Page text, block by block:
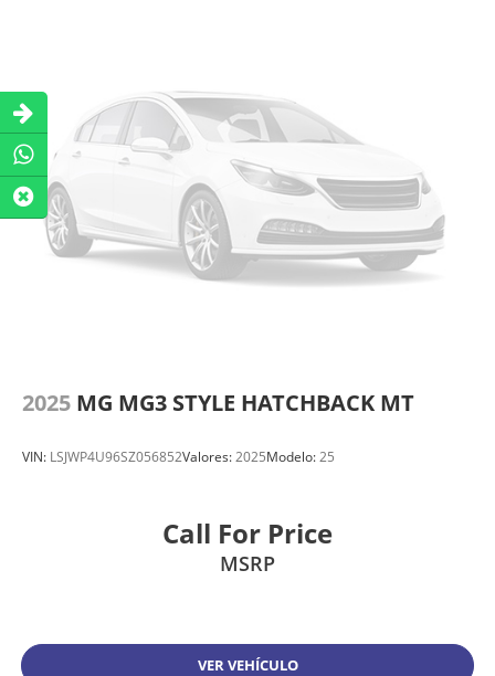
2025 MG MG3 STYLE HATCHBACK MT
VIN: LSJWP4U96SZ056852Valores:2025Modelo:25
Call For Price
MSRP
VER VEHÍCULO